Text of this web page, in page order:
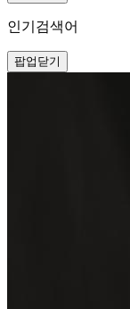
인기검색어
팝업닫기